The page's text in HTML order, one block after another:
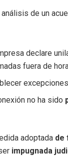
de un
declare
fuera de
no ha sido
adoptada de
impugnada